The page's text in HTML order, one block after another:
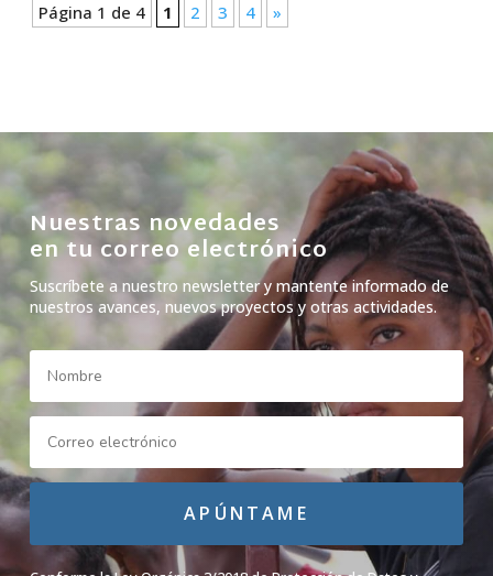
Página 1 de 4 1 2 3 4 »
Nuestras novedades
en tu correo electrónico
Suscríbete a nuestro newsletter y mantente informado de
nuestros avances, nuevos proyectos y otras actividades.
APÚNTAME